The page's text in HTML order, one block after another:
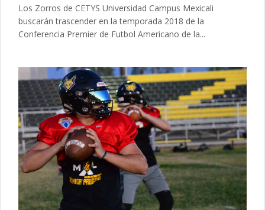
Los Zorros de CETYS Universidad Campus Mexicali
buscarán trascender en la temporada 2018 de la
Conferencia Premier de Futbol Americano de la...